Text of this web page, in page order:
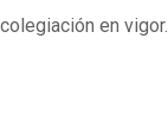
en vigor.